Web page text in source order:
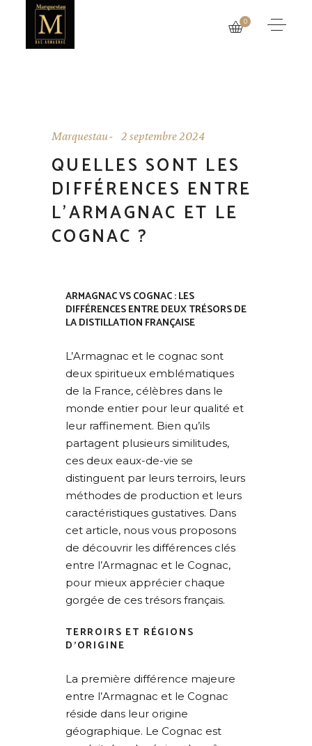
0
Marquestau 2 septembre 2024
QUELLES SONT LES
DIFFÉRENCES ENTRE
L’ARMAGNAC ET LE
COGNAC ?
ARMAGNAC VS COGNAC : LES
DIFFÉRENCES ENTRE DEUX TRÉSORS DE
LA DISTILLATION FRANÇAISE
L’Armagnac et le cognac sont
deux spiritueux emblématiques
de la France, célèbres dans le
monde entier pour leur qualité et
leur raffinement. Bien qu’ils
partagent plusieurs similitudes,
ces deux eaux-de-vie se
distinguent par leurs terroirs, leurs
méthodes de production et leurs
caractéristiques gustatives. Dans
cet article, nous vous proposons
de découvrir les différences clés
entre l’Armagnac et le Cognac,
pour mieux apprécier chaque
gorgée de ces trésors français.
TERROIRS ET RÉGIONS
D’ORIGINE
La première différence majeure
entre l’Armagnac et le Cognac
réside dans leur origine
géographique. Le Cognac est